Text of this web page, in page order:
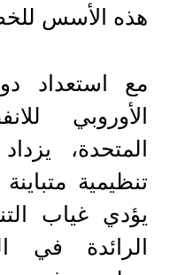
هذه الأسس
مع استعداد
الأوروبي
المتحدة،
تنظيمية
يؤدي غياب
الرائدة في